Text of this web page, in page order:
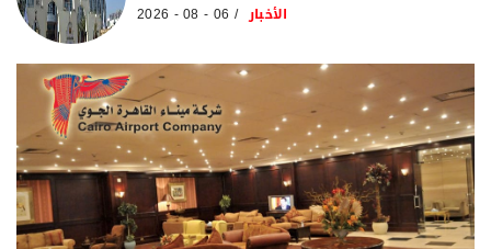
الأخبار 06 - 08 - 2026